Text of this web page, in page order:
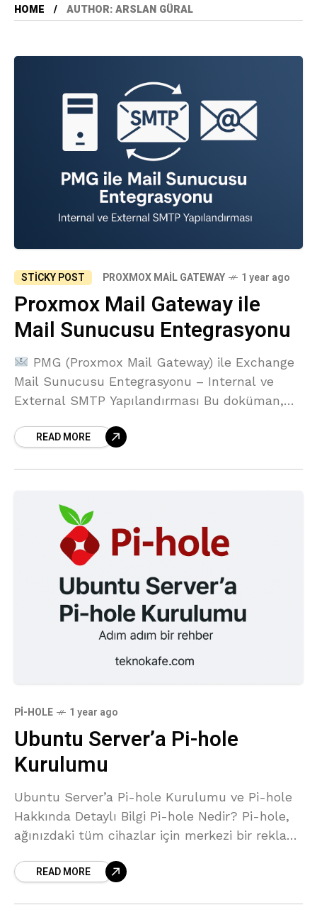
HOME AUTHOR: ARSLAN GÜRAL
STICKY POST PROXMOX MAIL GATEWAY 1 year ago
Proxmox Mail Gateway ile
Mail Sunucusu Entegrasyonu
PMG (Proxmox Mail Gateway) ile Exchange
Mail Sunucusu Entegrasyonu – Internal ve
External SMTP Yapılandırması Bu doküman,
sunucusu (örneğin Exchange, Zimbra,
READ MORE
PI-HOLE 1 year ago
Ubuntu Server’a Pi-hole
Kurulumu
Ubuntu Server’a Pi-hole Kurulumu ve Pi-hole
Hakkında Detaylı Bilgi Pi-hole Nedir? Pi-hole,
ağınızdaki tüm cihazlar için merkezi bir reklam
tabanlı çalışan bu açık kaynaklı
READ MORE